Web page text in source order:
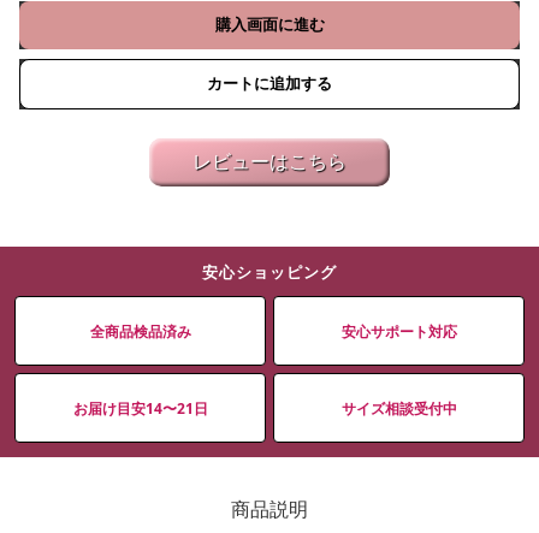
購入画面に進む
カートに追加する
レビューはこちら
安心ショッピング
全商品検品済み 安心サポート対応
お届け目安14〜21日 サイズ相談受付中
商品説明